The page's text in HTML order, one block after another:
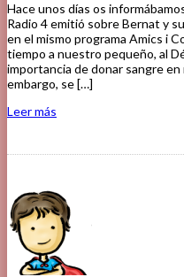
Hace unos días os
Radio 4 emitió sobre Bernat y
en el mismo programa Amics i
tiempo a nuestro pequeño, al
importancia de donar sangre
embargo, se […]
Leer más